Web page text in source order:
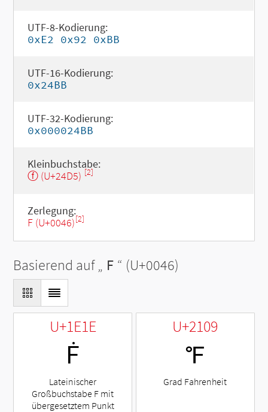
UTF-8-Kodierung:
0xE2 0x92 0xBB
UTF-16-Kodierung:
0x24BB
UTF-32-Kodierung:
0x000024BB
Kleinbuchstabe:
ⓕ (U+24D5) [2]
Zerlegung:
F (U+0046)[2]
Basierend auf „ F “ (U+0046)
U+1E1E
Ḟ
Lateinischer
Großbuchstabe F mit
übergesetztem Punkt
U+2109
℉
Grad Fahrenheit